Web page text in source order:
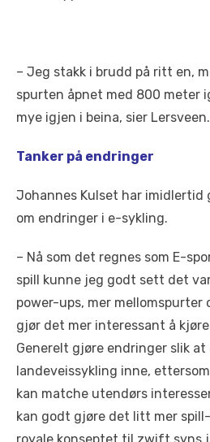
– Jeg stakk i brudd på ritt en,
spurten åpnet med 800 meter
mye igjen i beina, sier Lersveen.
Tanker på endringer
Johannes Kulset har imidlertid
om endringer i e-sykling.
– Nå som det regnes som E-
spill kunne jeg godt sett det
power-ups, mer mellomspurter
gjør det mer interessant å
Generelt gjøre endringer slik at
landeveissykling inne,
kan matche utendørs
kan godt gjøre det litt mer